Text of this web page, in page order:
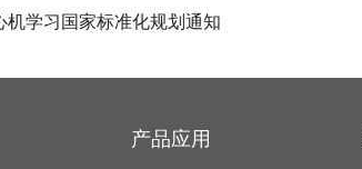
机学习国家标准化规划通知
产品应用